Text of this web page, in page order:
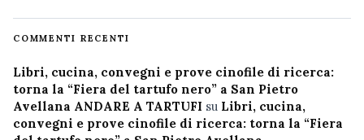
COMMENTI RECENTI
Libri, cucina, convegni e prove cinofile di ricerca:
torna la “Fiera del tartufo nero” a San Pietro
Avellana ANDARE A TARTUFI su Libri, cucina,
convegni e prove cinofile di ricerca: torna la “Fiera